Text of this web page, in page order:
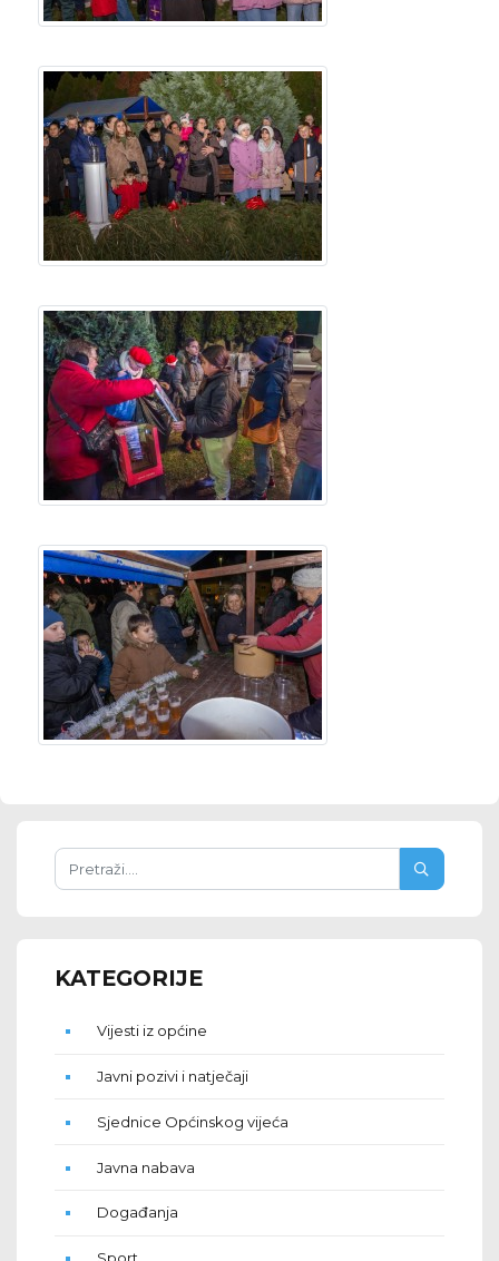
KATEGORIJE
Vijesti iz općine
Javni pozivi i natječaji
Sjednice Općinskog vijeća
Javna nabava
Događanja